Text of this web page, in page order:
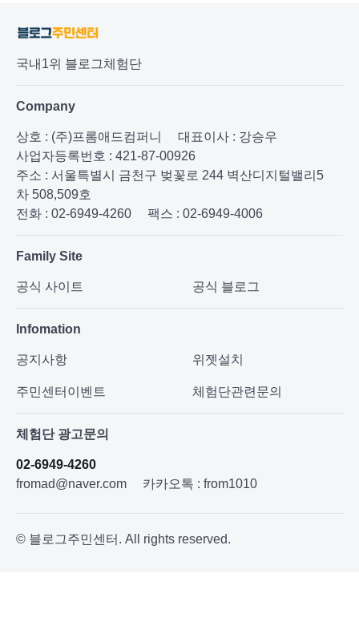
국내1위 블로그체험단
Company
상호 : (주)프롬애드컴퍼니
대표이사 : 강승우
사업자등록번호 : 421-87-00926
주소 : 서울특별시 금천구 벚꽃로 244 벽산디지털밸리5
차 508,509호
전화 : 02-6949-4260
팩스 : 02-6949-4006
Family Site
공식 사이트 공식 블로그
Infomation
공지사항 위젯설치
주민센터이벤트 체험단관련문의
체험단 광고문의
02-6949-4260
fromad@naver.com
카카오톡 : from1010
© 블로그주민센터. All rights reserved.